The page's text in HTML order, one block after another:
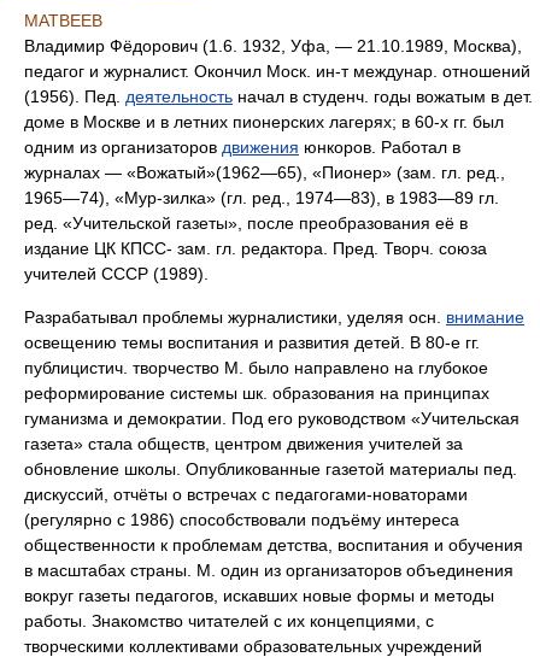
МАТВЕЕВ
Владимир Фёдорович (1.6. 1932, Уфа, — 21.10.1989, Москва),
педагог и журналист. Окончил Моск. ин-т междунар. отношений
(1956). Пед. деятельность начал в студенч. годы вожатым в дет.
доме в Москве и в летних пионерских лагерях; в 60-х гг. был
одним из организаторов движения юнкоров. Работал в
журналах — «Вожатый»(1962—65), «Пионер» (зам. гл. ред.,
1965—74), «Мур-зилка» (гл. ред., 1974—83), в 1983—89 гл.
ред. «Учительской газеты», после преобразования её в
издание ЦК КПСС- зам. гл. редактора. Пред. Творч. союза
учителей СССР (1989).
Разрабатывал проблемы журналистики, уделяя осн. внимание
освещению темы воспитания и развития детей. В 80-е гг.
публицистич. творчество М. было направлено на глубокое
реформирование системы шк. образования на принципах
гуманизма и демократии. Под его руководством «Учительская
газета» стала обществ, центром движения учителей за
обновление школы. Опубликованные газетой материалы пед.
дискуссий, отчёты о встречах с педагогами-новаторами
(регулярно с 1986) способствовали подъёму интереса
общественности к проблемам детства, воспитания и обучения
в масштабах страны. М. один из организаторов объединения
вокруг газеты педагогов, искавших новые формы и методы
работы. Знакомство читателей с их концепциями, с
творческими коллективами образовательных учреждений